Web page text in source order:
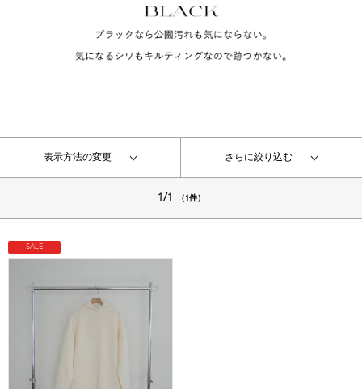
表示方法の変更 さらに絞り込む
1/1 （1件）
SALE